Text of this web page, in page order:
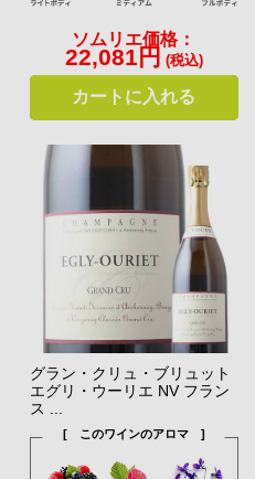
ソムリエ価格：
22,081円 (税込)
カートに入れる
グラン・クリュ・ブリュット
エグリ・ウーリエ NV フラン
ス ...
[ このワインのアロマ ]